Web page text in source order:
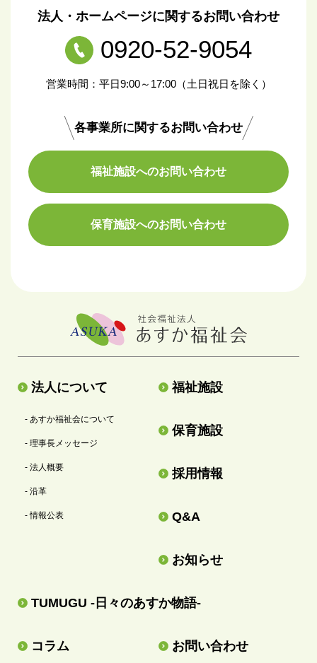
法人・ホームページに関するお問い合わせ
0920-52-9054
営業時間：平日9:00～17:00（土日祝日を除く）
各事業所に関するお問い合わせ
福祉施設へのお問い合わせ
保育施設へのお問い合わせ
法人について
- あすか福祉会について
- 理事長メッセージ
- 法人概要
- 沿革
- 情報公表
福祉施設
保育施設
採用情報
Q&A
お知らせ
TUMUGU -日々のあすか物語-
コラム お問い合わせ